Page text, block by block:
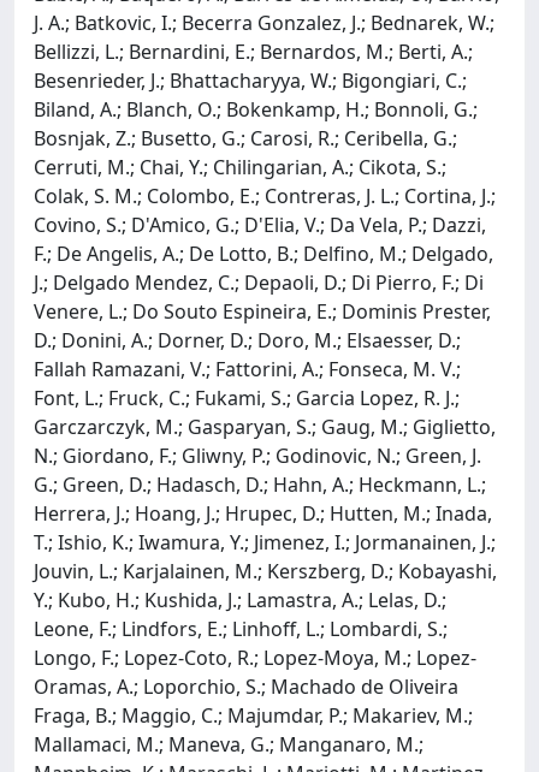
J. A.; Batkovic, I.; Becerra Gonzalez, J.; Bednarek, W.;
Bellizzi, L.; Bernardini, E.; Bernardos, M.; Berti, A.;
Besenrieder, J.; Bhattacharyya, W.; Bigongiari, C.;
Biland, A.; Blanch, O.; Bokenkamp, H.; Bonnoli, G.;
Bosnjak, Z.; Busetto, G.; Carosi, R.; Ceribella, G.;
Cerruti, M.; Chai, Y.; Chilingarian, A.; Cikota, S.;
Colak, S. M.; Colombo, E.; Contreras, J. L.; Cortina, J.;
Covino, S.; D'Amico, G.; D'Elia, V.; Da Vela, P.; Dazzi,
F.; De Angelis, A.; De Lotto, B.; Delfino, M.; Delgado,
J.; Delgado Mendez, C.; Depaoli, D.; Di Pierro, F.; Di
Venere, L.; Do Souto Espineira, E.; Dominis Prester,
D.; Donini, A.; Dorner, D.; Doro, M.; Elsaesser, D.;
Fallah Ramazani, V.; Fattorini, A.; Fonseca, M. V.;
Font, L.; Fruck, C.; Fukami, S.; Garcia Lopez, R. J.;
Garczarczyk, M.; Gasparyan, S.; Gaug, M.; Giglietto,
N.; Giordano, F.; Gliwny, P.; Godinovic, N.; Green, J.
G.; Green, D.; Hadasch, D.; Hahn, A.; Heckmann, L.;
Herrera, J.; Hoang, J.; Hrupec, D.; Hutten, M.; Inada,
T.; Ishio, K.; Iwamura, Y.; Jimenez, I.; Jormanainen, J.;
Jouvin, L.; Karjalainen, M.; Kerszberg, D.; Kobayashi,
Y.; Kubo, H.; Kushida, J.; Lamastra, A.; Lelas, D.;
Leone, F.; Lindfors, E.; Linhoff, L.; Lombardi, S.;
Longo, F.; Lopez-Coto, R.; Lopez-Moya, M.; Lopez-
Oramas, A.; Loporchio, S.; Machado de Oliveira
Fraga, B.; Maggio, C.; Majumdar, P.; Makariev, M.;
Mallamaci, M.; Maneva, G.; Manganaro, M.;